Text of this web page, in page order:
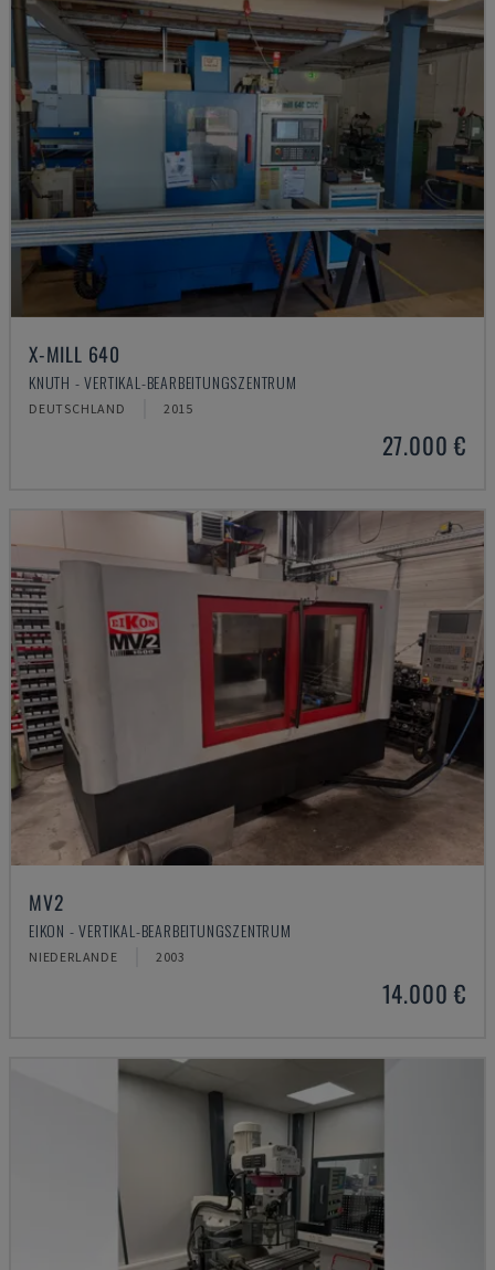
X-MILL 640
KNUTH - VERTIKAL-BEARBEITUNGSZENTRUM
DEUTSCHLAND 2015
27.000 €
MV2
EIKON - VERTIKAL-BEARBEITUNGSZENTRUM
NIEDERLANDE 2003
14.000 €